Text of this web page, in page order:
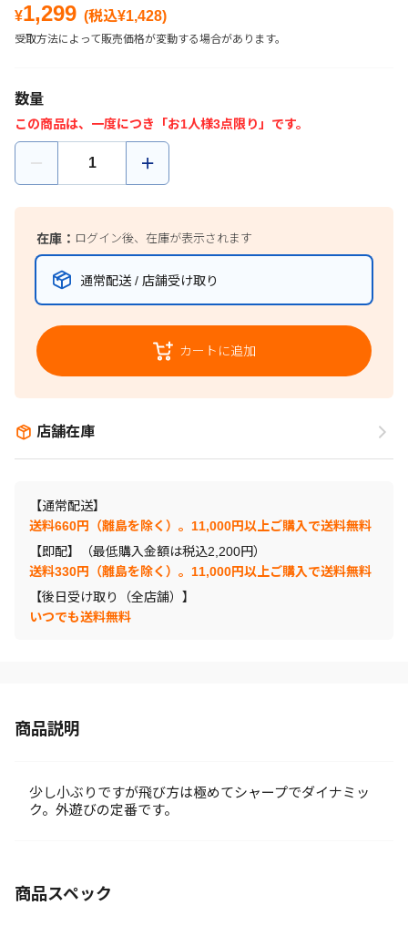
¥1,299 (税込¥1,428)
受取方法によって販売価格が変動する場合があります。
数量
この商品は、一度につき「お1人様3点限り」です。
在庫： ログイン後、在庫が表示されます
通常配送 / 店舗受け取り
カートに追加
店舗在庫
【通常配送】
送料660円（離島を除く）。11,000円以上ご購入で送料無料
【即配】（最低購入金額は税込2,200円）
送料330円（離島を除く）。11,000円以上ご購入で送料無料
【後日受け取り（全店舗）】
いつでも送料無料
商品説明
少し小ぶりですが飛び方は極めてシャープでダイナミッ
ク。外遊びの定番です。
商品スペック